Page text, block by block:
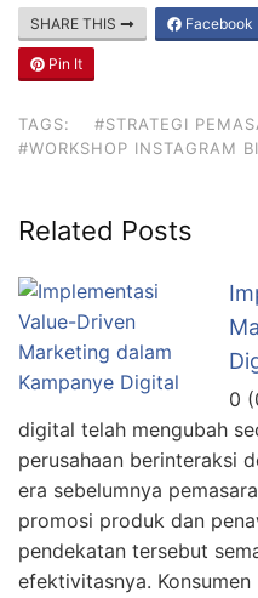
SHARE THIS Facebook
Pin It
TAGS:
#STRATEGI
#WORKSHOP INSTAGRAM
Related Posts
0
digital telah mengubah
perusahaan berinteraksi
era sebelumnya
promosi produk dan
pendekatan tersebut
efektivitasnya.